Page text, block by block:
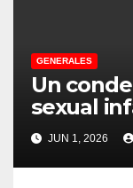
GENERALES
Un
sexual
Servicio
Rioja
JUN 1, 2026